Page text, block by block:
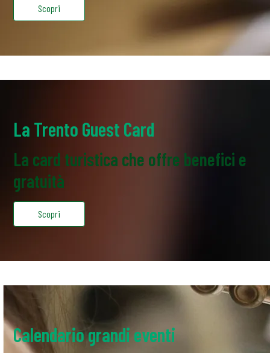
Scopri
La Trento Guest Card
La card turistica che offre benefici e
gratuità
Scopri
Calendario grandi eventi